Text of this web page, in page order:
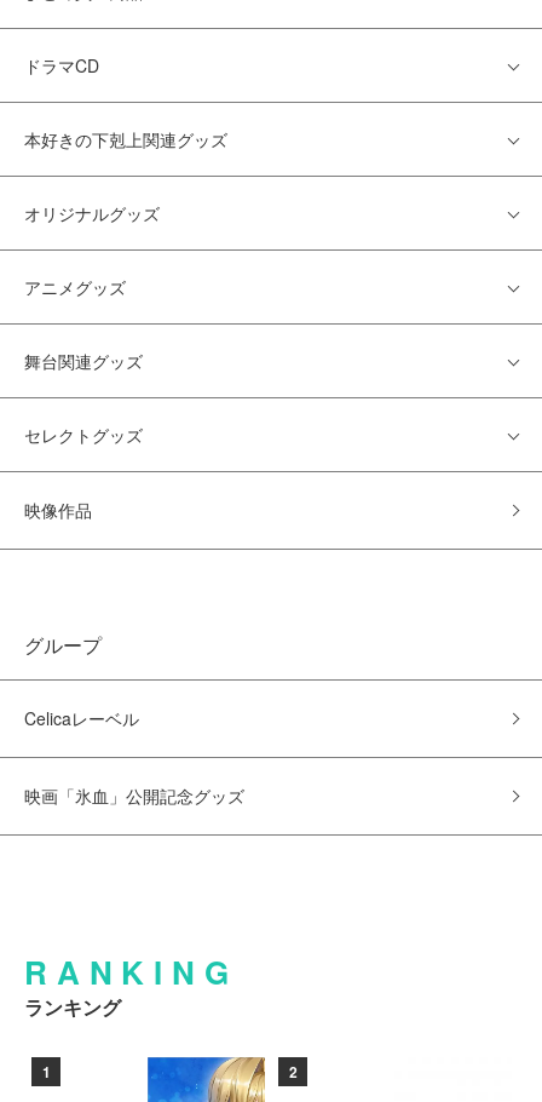
ドラマCD
本好きの下剋上関連グッズ
オリジナルグッズ
アニメグッズ
舞台関連グッズ
セレクトグッズ
映像作品
グループ
Celicaレーベル
映画「氷血」公開記念グッズ
RANKING
ランキング
1 2